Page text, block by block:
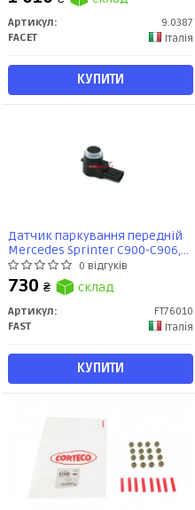
Артикул:
9.0387
FACET
Італія
КУПИТИ
Датчик паркування передній
Mercedes Sprinter C900-C906,
ML W164, GL X164, SLK R171, C
W203,W204, GLK X204, E W211, CL
(FT76010) Fast
0 відгуків
730 ₴ склад
Артикул:
FT76010
FAST
Італія
КУПИТИ